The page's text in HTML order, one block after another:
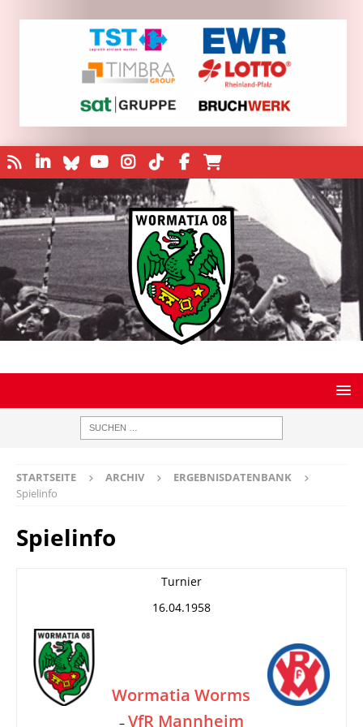
STARTSEITE ARCHIV
ERGEBNISDATENBANK
Spielinfo
Spielinfo
Turnier
16.04.1958
Wormatia Worms
– VfR Mannheim